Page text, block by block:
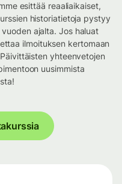
esittää reaaliaikaiset,
historiatietoja pystyy
ajalta. Jos haluat
ilmoituksen kertomaan
yhteenvetojen
uusimmista